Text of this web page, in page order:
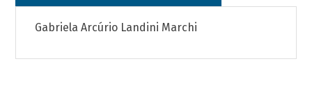
Gabriela Arcúrio Landini Marchi